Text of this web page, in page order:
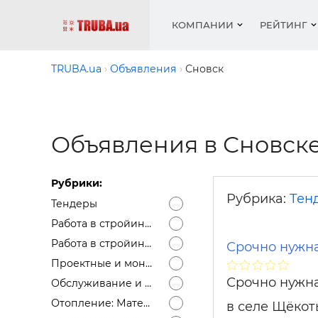
КОМПАНИИ РЕЙТИНГ
Работа
Теплые
TRUBA.ua Объявления Сновск
Объявления в
Рубрики:
Тендеры
Работа в стройиндустрии — вакансии
Работа в стройиндустрии — резюме
Проектные и монтажные работы
Обслуживание и ремонт сантехники, отопления, кондиционеров
Отопление: Материалы
Рубрика:
Срочно
Срочно
в селе